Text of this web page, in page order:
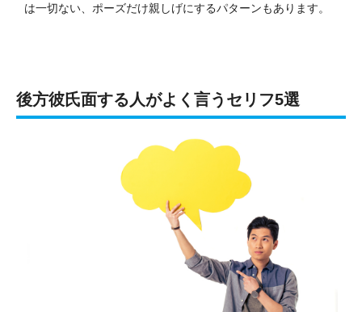
は一切ない、ポーズだけ親しげにするパターンもあります。
後方彼氏面する人がよく言うセリフ5選